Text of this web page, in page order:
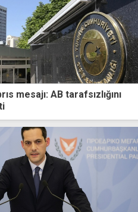
mesajı: AB tarafsızlığını